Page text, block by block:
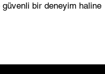
bir deneyim haline